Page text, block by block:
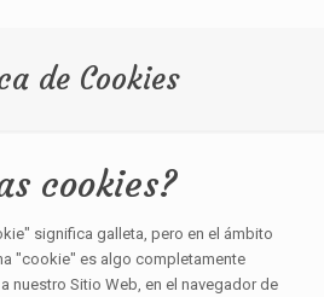
de Cookies
cookies?
significa galleta, pero en el ámbito
"cookie" es algo completamente
nuestro Sitio Web, en el navegador de